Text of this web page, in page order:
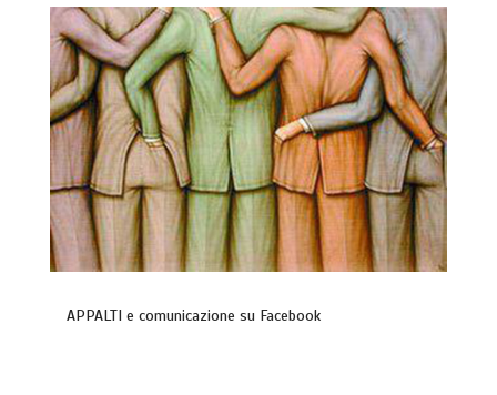
APPALTI e comunicazione su Facebook